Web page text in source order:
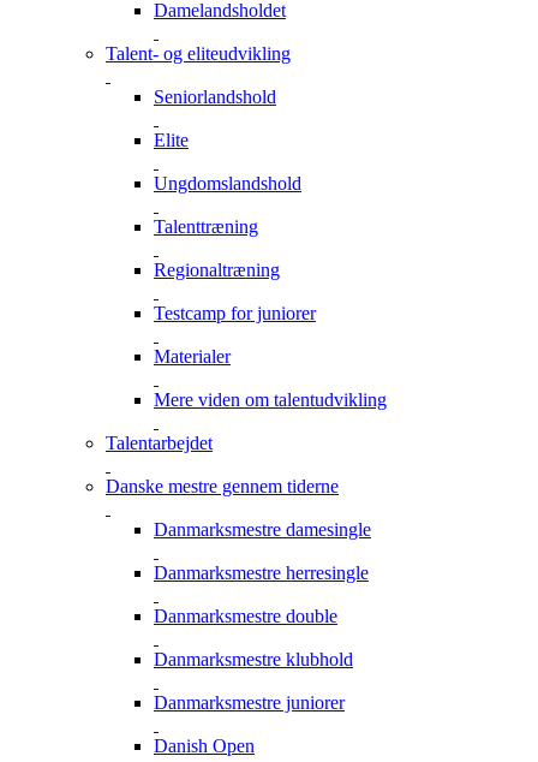
Damelandsholdet
Talent- og eliteudvikling
Seniorlandshold
Elite
Ungdomslandshold
Talenttræning
Regionaltræning
Testcamp for juniorer
Materialer
Mere viden om talentudvikling
Talentarbejdet
Danske mestre gennem tiderne
Danmarksmestre damesingle
Danmarksmestre herresingle
Danmarksmestre double
Danmarksmestre klubhold
Danmarksmestre juniorer
Danish Open